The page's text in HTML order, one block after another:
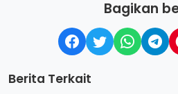
Bagikan
Berita Terkait